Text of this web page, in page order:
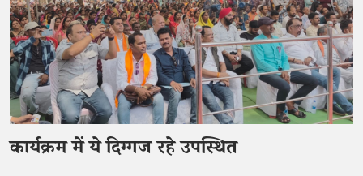
कार्यक्रम में ये दिग्गज रहे उपस्थित